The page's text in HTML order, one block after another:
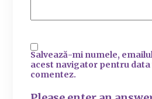
Salvează-mi numele,
acest navigator pentru data
comentez.